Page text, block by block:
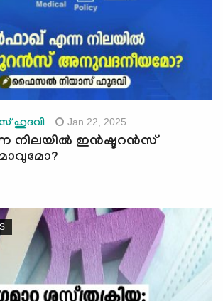
ഹുദവി Jan 22, 2025
നിലയില്‍ ഇന്‍ഷൂറന്‍സ്